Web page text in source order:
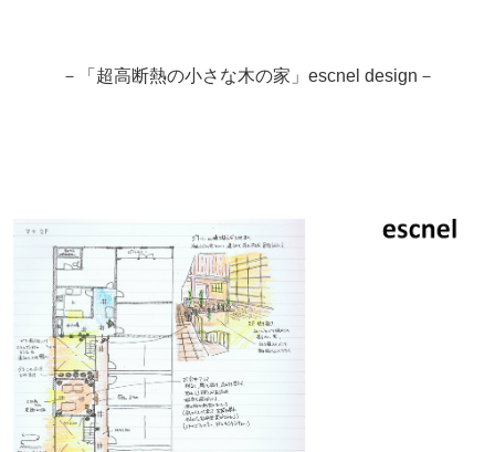
－「超高断熱の小さな木の家」escnel design－